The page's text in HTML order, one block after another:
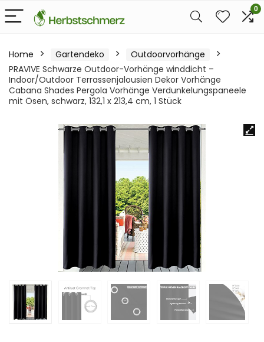
0
Home Gartendeko
Outdoorvorhänge
PRAVIVE Schwarze Outdoor-Vorhänge winddicht –
Indoor/Outdoor Terrassenjalousien Dekor Vorhänge
Cabana Shades Pergola Vorhänge Verdunkelungspaneele
mit Ösen, schwarz, 132,1 x 213,4 cm, 1 Stück